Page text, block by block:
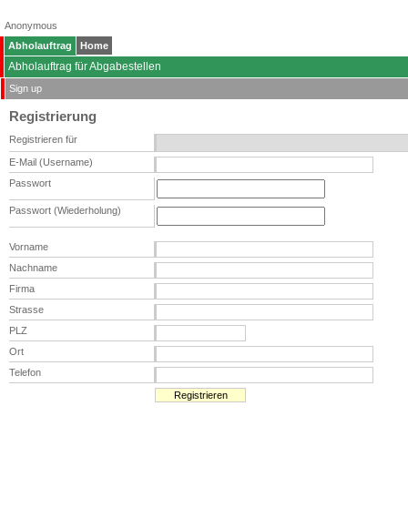
Anonymous
Abholauftrag
Home
Abholauftrag für Abgabestellen
Sign up
Registrierung
Registrieren für
E-Mail (Username)
Passwort
Passwort (Wiederholung)
Vorname
Nachname
Firma
Strasse
PLZ
Ort
Telefon